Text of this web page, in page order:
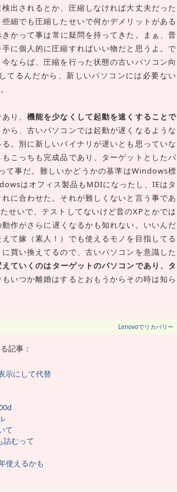
出されるとか、圧縮しなければ大丈夫だった
細でも圧縮したせいで何かデメリットがある
かって事は常に疑問を持ってきた。まぁ、普
に個人的に圧縮すればいい物だと思うよ。で
ならば、圧縮を行った状態の古いパソコン向
てるんだから、新しいパソコンには必要ない
り、 機能を少なくして起動を速くすることで
ら、古いパソコンでは起動が遅くなるような
。別に新しいバイナリが遅いとも思っていな
こっちも完成品であり、ターゲットとしたパ
て事だ。難しいかどうかの基準はWindows標
はオフィス製品もMDIになったし、IEはタ
に合わせた。それが難しくないと言う事であ
せいで、テストしてないけど昔のXPとかでは
作がさらに遅くなるかも知れない。いいんだ
て嫁（素人！）でも使えるモノを目指してる
買い換えてるので、古いパソコンを意識した
えていくのはターゲットのパソコンであり、タ
いつか離婚はするとおもうからその時は知ら
Lenovoでリカバリー
記事：
示にして代替
て
詰むって
使えるかも